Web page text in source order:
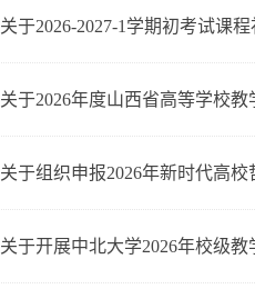
关于2026-2027-1学期初考试课
关于2026年度山西省高等学校
关于组织申报2026年新时代高
关于开展中北大学2026年校级